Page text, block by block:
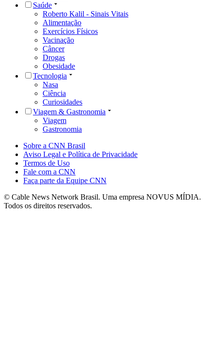
Saúde
Roberto Kalil - Sinais Vitais
Alimentação
Exercícios Físicos
Vacinação
Câncer
Drogas
Obesidade
Tecnologia
Nasa
Ciência
Curiosidades
Viagem & Gastronomia
Viagem
Gastronomia
Sobre a CNN Brasil
Aviso Legal e Política de Privacidade
Termos de Uso
Fale com a CNN
Faça parte da Equipe CNN
© Cable News Network Brasil. Uma empresa NOVUS MÍDIA.
Todos os direitos reservados.